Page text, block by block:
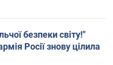
безпеки світу!"
Росії знову цілила